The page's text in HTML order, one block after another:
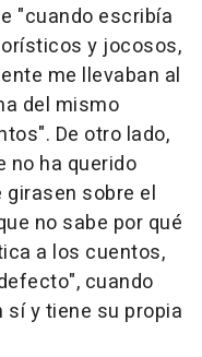
"cuando escribía
y jocosos,
me llevaban al
del mismo
De otro lado,
no ha querido
sobre el
no sabe por qué
a los cuentos,
cuando
sí y tiene su propia